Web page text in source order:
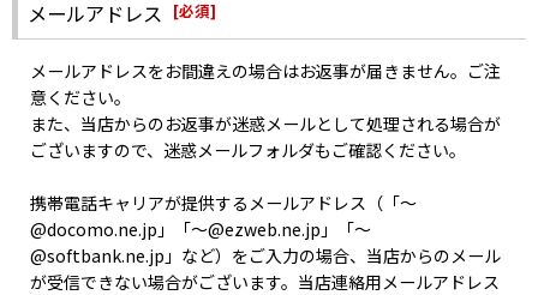
ん。
あらかじめご了承ください。
・記入した自分のメールアドレスは間違っていなかったか
などをご確認のうえお問い合わせください。
メールアドレス [必須]
メールアドレスをお間違えの場合はお返事が届きません。ご注
意ください。
また、当店からのお返事が迷惑メールとして処理される場合が
ございますので、迷惑メールフォルダもご確認ください。
携帯電話キャリアが提供するメールアドレス（「〜
@docomo.ne.jp」「〜@ezweb.ne.jp」「〜
@softbank.ne.jp」など）をご入力の場合、当店からのメール
が受信できない場合がございます。当店連絡用メールアドレス